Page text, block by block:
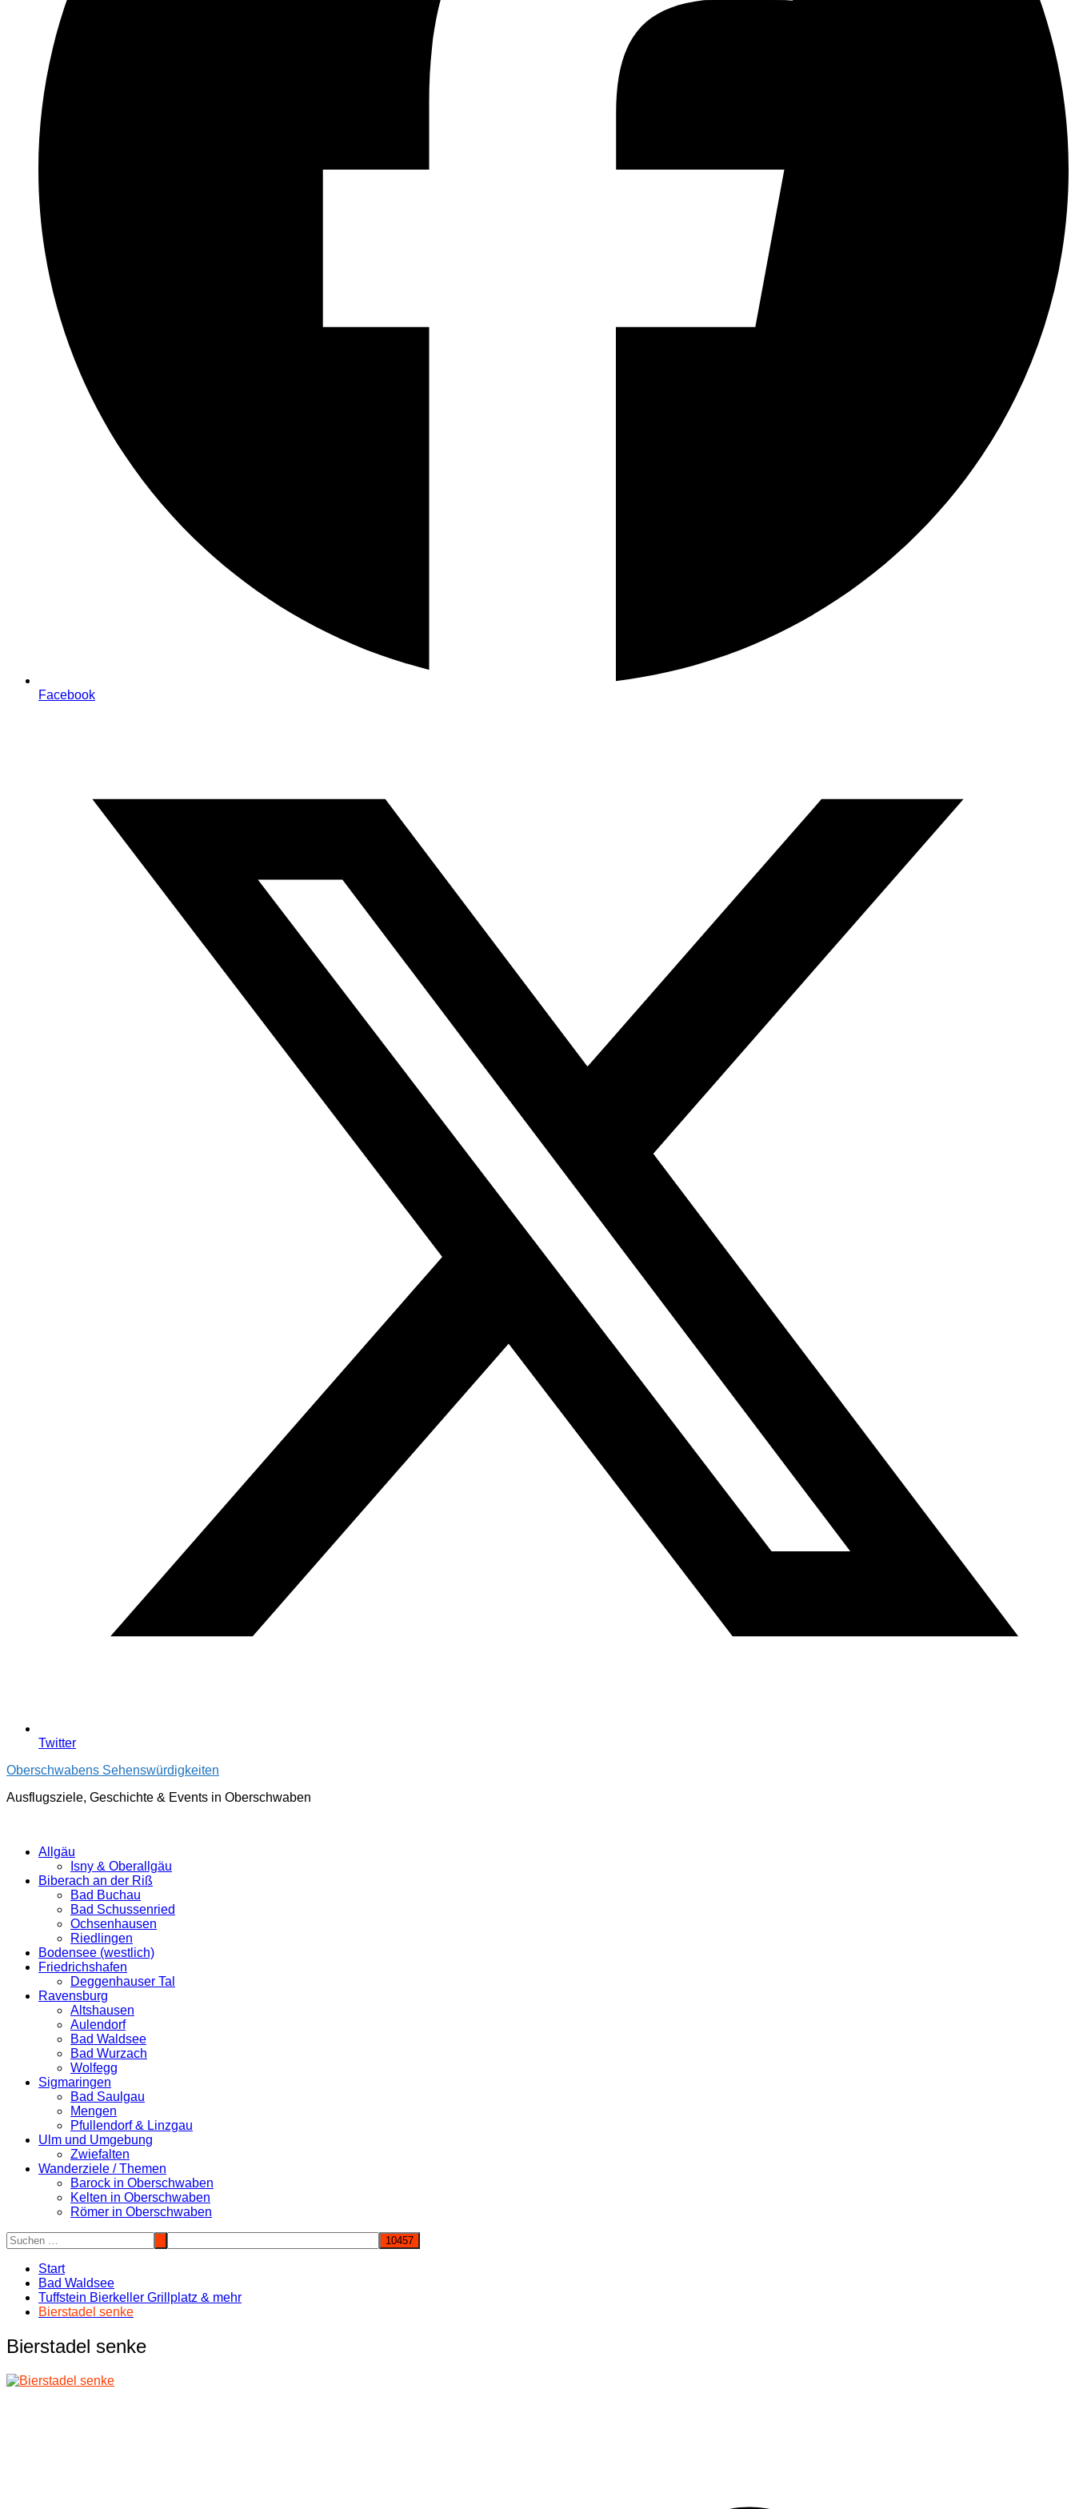
Facebook
Twitter
Oberschwabens Sehenswürdigkeiten
Ausflugsziele, Geschichte & Events in Oberschwaben
Allgäu
Isny & Oberallgäu
Biberach an der Riß
Bad Buchau
Bad Schussenried
Ochsenhausen
Riedlingen
Bodensee (westlich)
Friedrichshafen
Deggenhauser Tal
Ravensburg
Altshausen
Aulendorf
Bad Waldsee
Bad Wurzach
Wolfegg
Sigmaringen
Bad Saulgau
Mengen
Pfullendorf & Linzgau
Ulm und Umgebung
Zwiefalten
Wanderziele / Themen
Barock in Oberschwaben
Kelten in Oberschwaben
Römer in Oberschwaben
Start
Bad Waldsee
Tuffstein Bierkeller Grillplatz & mehr
Bierstadel senke
Bierstadel senke